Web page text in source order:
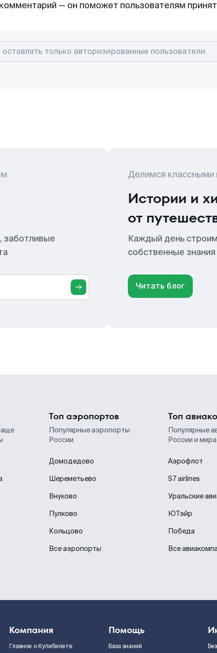
— он поможет пользователям
заботливые
Делимся классными
Истории и
от
Каждый день
собственные
Читать блог
Топ аэропортов
Популярные аэропорты
России
Домодедово
Шереметьево
Внуково
Пулково
Кольцово
Все аэропорты
Топ
Популярные
России и мира
Аэрофлот
S7 airlines
Уральские
ЮТэйр
Победа
Все
Компания
Главное о Купибилете
Помощь
База знаний